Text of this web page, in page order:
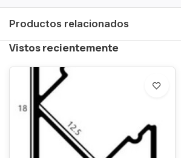
Productos relacionados
Vistos recientemente